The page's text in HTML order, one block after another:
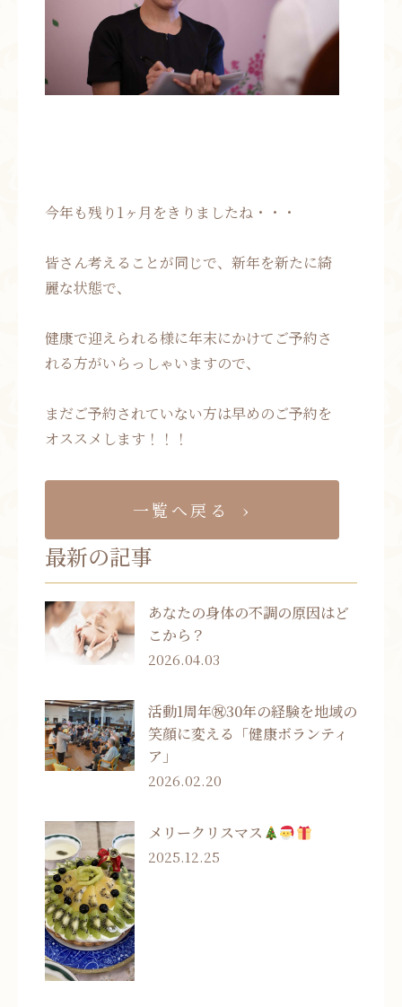
今年も残り1ヶ月をきりましたね・・・
皆さん考えることが同じで、新年を新たに綺
麗な状態で、
健康で迎えられる様に年末にかけてご予約さ
れる方がいらっしゃいますので、
まだご予約されていない方は早めのご予約を
オススメします！！！
一覧へ戻る
最新の記事
あなたの身体の不調の原因はど
こから？
2026.04.03
活動1周年㊗30年の経験を地域の
笑顔に変える「健康ボランティ
ア」
2026.02.20
メリークリスマス
2025.12.25